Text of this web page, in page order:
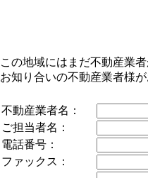
この地域にはまだ不動産業
お知り合いの不動産業者様
不動産業者名：
ご担当者名：
電話番号：
ファックス：